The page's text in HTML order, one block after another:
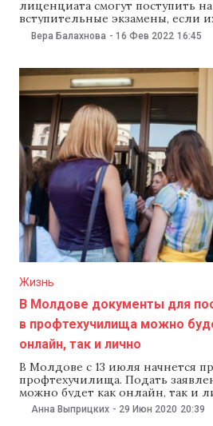
лиценциата смогут поступить на
вступительные экзамены, если
9,1. На заседании 16 февраля
новый регламент организации
основные требования к приему
написанию магистерских работ,
Вера Балахнова - 16 Фев 2022 16:45
Жизнь
В Молдове документы для
в профтехучилища можно
онлайн, так и лично
В Молдове с 13 июля начнется
профтехучилища. Подать
можно будет как онлайн, так и
предварительной записи. Об
в министерстве образования,
Анна Выприцких - 29 Июн 2020 20:39